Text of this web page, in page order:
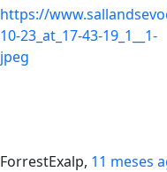
https://
10-23_at_17-43-19_1__1-
jpeg
ForrestExalp, 11 meses